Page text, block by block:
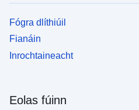
Fógra dlíthiúil
Fianáin
Inrochtaineacht
Eolas fúinn